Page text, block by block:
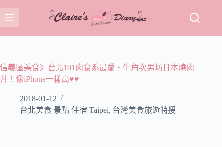
至
主
容
信義區美食》台北101肉食系最愛‧牛角次男坊日本燒肉
丼！像iPhone一樣高♥♥
2018-01-12
台北美食 景點 住宿 Taipei, 台灣美食旅遊特搜